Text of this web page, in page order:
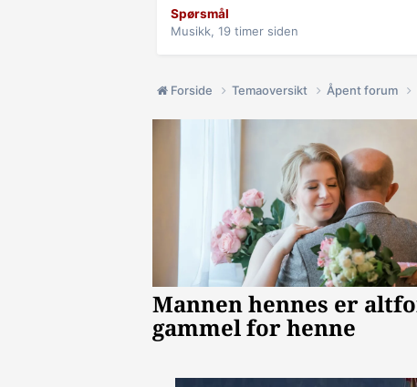
Spørsmål
Musikk, 19 timer siden
Forside Temaoversikt Åpent forum